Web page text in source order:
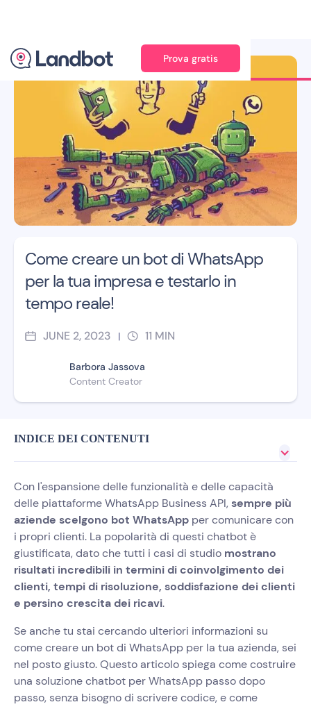
Prova gratis
Come creare un bot di WhatsApp
per la tua impresa e testarlo in
tempo reale!
JUNE 2, 2023 | 11 MIN
Barbora Jassova
Content Creator
Illustratore: Xèlon XLF
INDICE DEI CONTENUTI
Con l'espansione delle funzionalità e delle capacità
delle piattaforme WhatsApp Business API, sempre più
aziende scelgono bot WhatsApp per comunicare con
i propri clienti. La popolarità di questi chatbot è
giustificata, dato che tutti i casi di studio mostrano
risultati incredibili in termini di coinvolgimento dei
clienti, tempi di risoluzione, soddisfazione dei clienti
e persino crescita dei ricavi.
Se anche tu stai cercando ulteriori informazioni su
come creare un bot di WhatsApp per la tua azienda, sei
nel posto giusto. Questo articolo spiega come costruire
una soluzione chatbot per WhatsApp passo dopo
passo, senza bisogno di scrivere codice, e come